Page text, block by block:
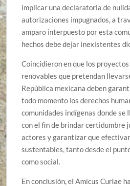
implicar una declaratoria de
autorizaciones impugnados, a
amparo interpuesto por esta
hechos debe dejar inexistentes
Coincidieron en que los
renovables que pretendan
República mexicana deben
todo momento los derechos
comunidades indígenas donde se
con el fin de brindar certidumbre
actores y garantizar que
sustentables, tanto desde el
como social.
En conclusión, el Amicus Curiae